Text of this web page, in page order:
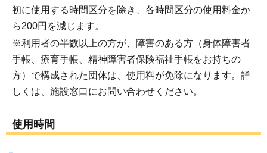
初に使用する時間区分を除き、各時間区分の使用料金か
ら200円を減じます。
※利用者の半数以上の方が、障害のある方（身体障害者
手帳、療育手帳、精神障害者保険福祉手帳をお持ちの
方）で構成された団体は、使用料が免除になります。詳
しくは、施設窓口にお問い合わせください。
使用時間